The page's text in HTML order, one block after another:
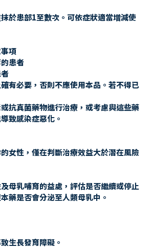
於患部1至數次。可依症狀適當增減使
項
患者
有必要，否則不應使用本品。若不得已
抗真菌藥物進行治療，或考慮與這些藥
致感染症惡化。
女性，僅在判斷治療效益大於潛在風險
母乳哺育的益處，評估是否繼續或停止
藥是否會分泌至人類母乳中。
生長發育障礙。